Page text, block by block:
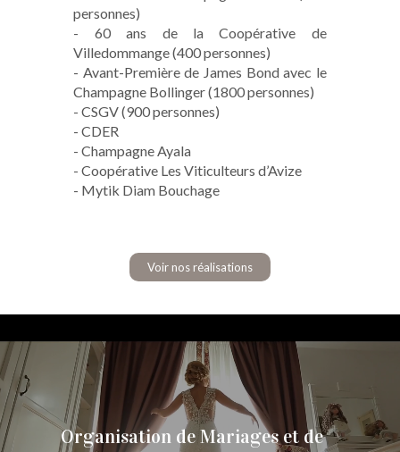
personnes)
- 60 ans de la Coopérative de
Villedommange (400 personnes)
- Avant-Première de James Bond avec le
Champagne Bollinger (1800 personnes)
- CSGV (900 personnes)
- CDER
- Champagne Ayala
- Coopérative Les Viticulteurs d’Avize
- Mytik Diam Bouchage
Voir nos réalisations
Organisation de Mariages et de